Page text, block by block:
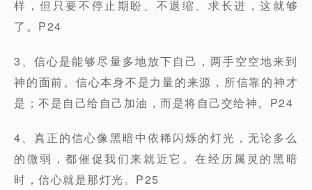
样，但只要不停止期盼、不退缩、求长进，这就够
了。P24
3、信心是能够尽量多地放下自己，两手空空地来到
神的面前。信心本身不是力量的来源，所信靠的神才
是；不是自己给自己加油，而是将自己交给神。P24
4、真正的信心像黑暗中依稀闪烁的灯光，无论多么
的微弱，都催促我们来就近它。在经历属灵的黑暗
时，信心就是那灯光。P25